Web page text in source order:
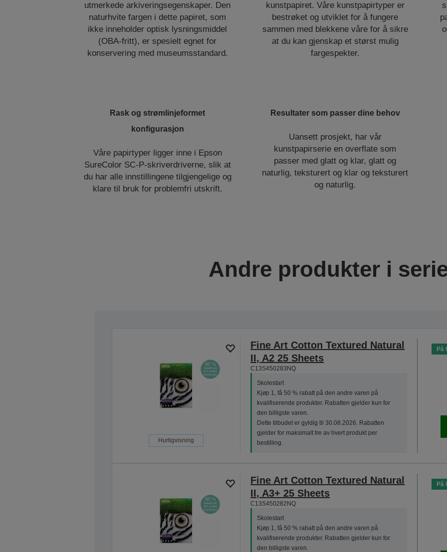
utmerkede arkiveringsegenskaper. Den
naturhvite fargen i dette papiret, som
ikke inneholder optisk lysningsmiddel
(OBA-fritt), er spesielt egnet for
konservering med museumsstandard.
kunstpapiret. Våre kunstpapirtyper er
bestrøket og utviklet for å fungere
sammen med blekkene våre for å sikre
at du kan gjenskap et størst mulig
fargespekter.
Rask og strømlinjeformet
konfigurasjon
Våre papirtyper ligger inne i Epson
SureColor SC-P-skriverdriverne, slik at
du har alle innstillingene tilgjengelige og
klare til bruk for problemfri utskrift.
Resultater som passer dine behov
Uansett prosjekt, har vår
kunstpapirserie en overflate som
passer med glatt og klar, glatt og
naturlig, teksturert og klar og teksturert
og naturlig.
Andre produkter i
Hurtigvisning
Fine Art Cotton Textured Natural
II, A2 25 Sheets
C13S450283NQ
Skolestart
Kjøp 1, få 50 % rabatt på den andre varen på
kvalifiserende produkter. Rabatten gjelder kun for
den billigste varen.
Dette tilbudet er gyldig til 30.08.2026. Rabatten
gjelder for maksimalt tre av hvert produkt per
bestilling.
På
Fine Art Cotton Textured Natural
II, A3+ 25 Sheets
C13S450282NQ
Skolestart
Kjøp 1, få 50 % rabatt på den andre varen på
kvalifiserende produkter. Rabatten gjelder kun for
den billigste varen.
På